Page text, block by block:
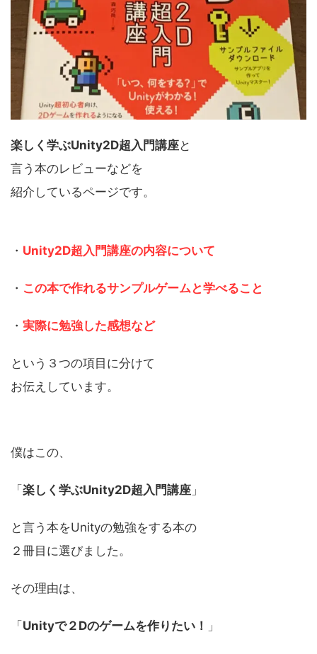
楽しく学ぶUnity2D超入門講座と
言う本のレビューなどを
紹介しているページです。
・ Unity2D超入門講座の内容について
・ この本で作れるサンプルゲームと学べること
・ 実際に勉強した感想など
という３つの項目に分けて
お伝えしています。
僕はこの、
「楽しく学ぶUnity2D超入門講座 」
と言う本をUnityの勉強をする本の
２冊目に選びました。
その理由は、
「Unityで２Dのゲームを作りたい！ 」